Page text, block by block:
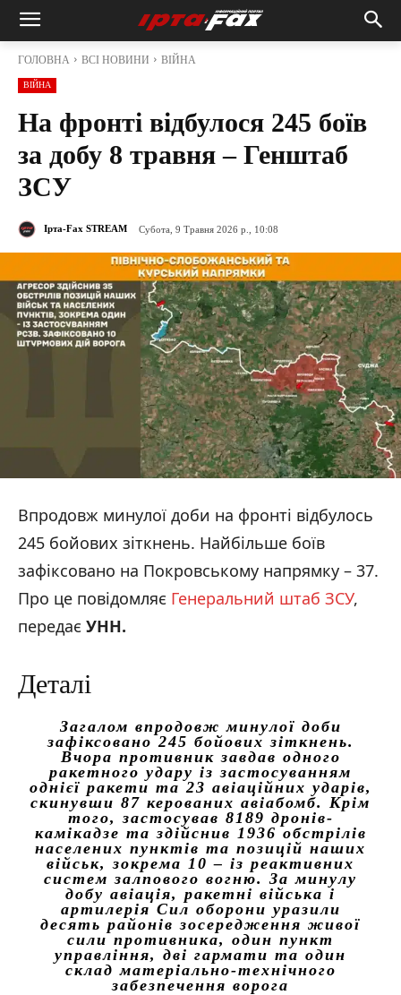
ГОЛОВНА ВСІ НОВИНИ ВІЙНА
ВІЙНА
На фронті відбулося 245 боїв
за добу 8 травня – Генштаб
ЗСУ
Ірта-Fax STREAM Субота, 9 Травня 2026 р., 10:08
Впродовж минулої доби на фронті відбулось
245 бойових зіткнень. Найбільше боїв
зафіксовано на Покровському напрямку – 37.
Про це повідомляє Генеральний штаб ЗСУ,
передає УНН.
Деталі
Загалом впродовж минулої доби
зафіксовано 245 бойових зіткнень.
Вчора противник завдав одного
ракетного удару із застосуванням
однієї ракети та 23 авіаційних ударів,
скинувши 87 керованих авіабомб. Крім
того, застосував 8189 дронів-
камікадзе та здійснив 1936 обстрілів
населених пунктів та позицій наших
військ, зокрема 10 – із реактивних
систем залпового вогню. За минулу
добу авіація, ракетні війська і
артилерія Сил оборони уразили
десять районів зосередження живої
сили противника, один пункт
управління, дві гармати та один
склад матеріально-технічного
забезпечення ворога